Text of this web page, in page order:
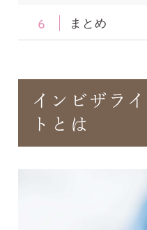
6 まとめ
インビザラ
トとは